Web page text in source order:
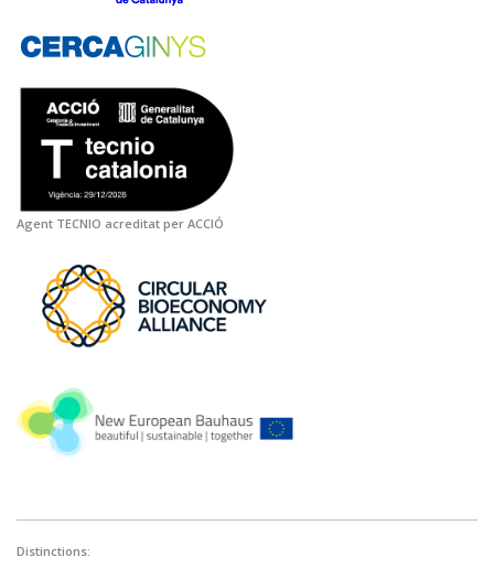
Agent TECNIO acreditat per ACCIÓ
Distinctions: